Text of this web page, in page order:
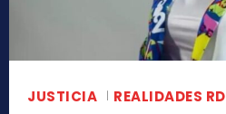
JUSTICIA REALIDADES RD